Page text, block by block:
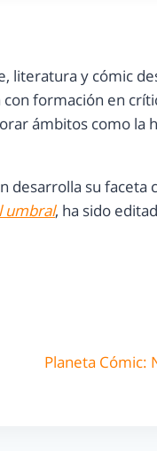
literatura y cómic
formación en
ámbitos como la
desarrolla su faceta
umbral, ha sido
Planeta Cómic: